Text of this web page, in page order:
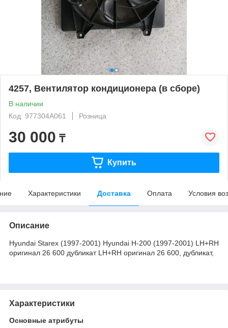
4257, Вентилятор кондиционера (в сборе)
В наличии
Код: 977304A061
Розница
30 000 ₸
Купить
Характеристики Доставка Оплата Условия
Описание
Hyundai Starex (1997-2001) Hyundai H-200 (1997-2001) LH+RH
оригинал 26 600 дубликат LH+RH оригинал 26 600, дубликат,
Характеристики
Основные атрибуты